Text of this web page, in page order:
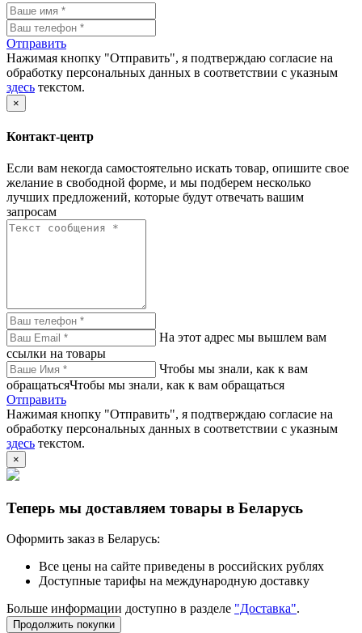
Отправить
Нажимая кнопку "Отправить", я подтверждаю согласие на
обработку персональных данных в соответствии с указным
здесь текстом.
×
Контакт-центр
Если вам некогда самостоятельно искать товар, опишите свое
желание в свободной форме, и мы подберем несколько
лучших предложений, которые будут отвечать вашим
запросам
На этот адрес мы вышлем вам
ссылки на товары
Чтобы мы знали, как к вам
обращатьсяЧтобы мы знали, как к вам обращаться
Отправить
Нажимая кнопку "Отправить", я подтверждаю согласие на
обработку персональных данных в соответствии с указным
здесь текстом.
×
Теперь мы доставляем товары в Беларусь
Оформить заказ в Беларусь:
Все цены на сайте приведены в российских рублях
Доступные тарифы на международную доставку
Больше информации доступно в разделе "Доставка".
Продолжить покупки